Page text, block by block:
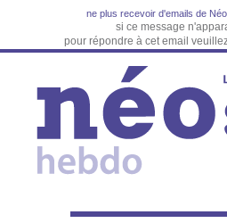
ne plus recevoir d'emails de
si ce message
pour répondre à cet email